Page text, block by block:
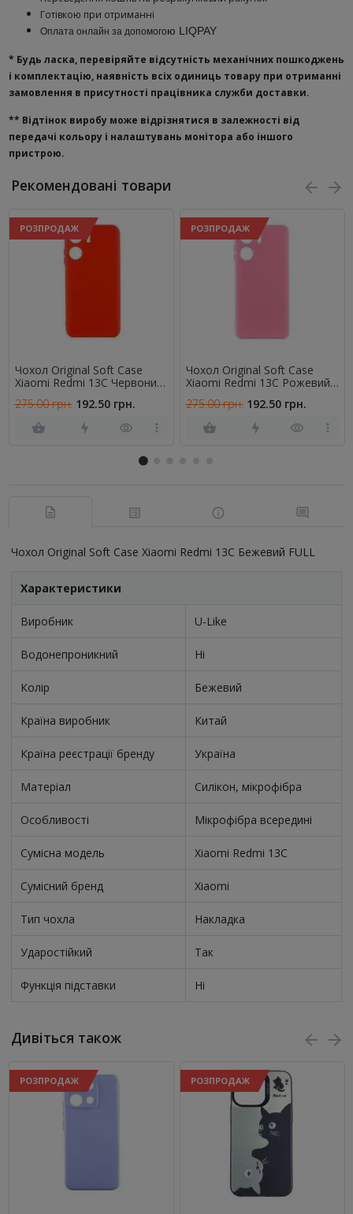
Готівкою при отриманні
Оплата онлайн за допомогою LIQPAY
* Будь ласка, перевіряйте відсутність механічних пошкоджень
і комплектацію, наявність всіх одиниць товару при отриманні
замовлення в присутності працівника служби доставки.
** Відтінок виробу може відрізнятися в залежності від
передачі кольору і налаштувань монітора або іншого
пристрою.
Рекомендовані товари
РОЗПРОДАЖ
Чохол Original Soft Case
Xiaomi Redmi 13C Червоний
275.00 грн. 192.50 грн.
РОЗПРОДАЖ
Чохол Original Soft Case
Xiaomi Redmi 13C Рожевий
275.00 грн. 192.50 грн.
Чохол Original Soft Case Xiaomi Redmi 13C Бежевий FULL
Характеристики
Виробник U-Like
Водонепроникний Ні
Колір Бежевий
Країна виробник Китай
Країна реєстрації бренду Україна
Матеріал Силікон, мікрофібра
Особливості Мікрофібра всередині
Сумісна модель Xiaomi Redmi 13C
Сумісний бренд Xiaomi
Тип чохла Накладка
Ударостійкий Так
Функція підставки Ні
Дивіться також
РОЗПРОДАЖ РОЗПРОДАЖ